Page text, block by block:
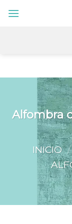
Alfombra
INICIO /